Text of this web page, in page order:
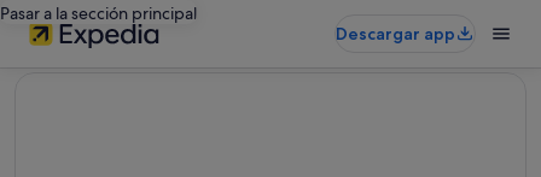
Pasar a la sección principal
Descargar app